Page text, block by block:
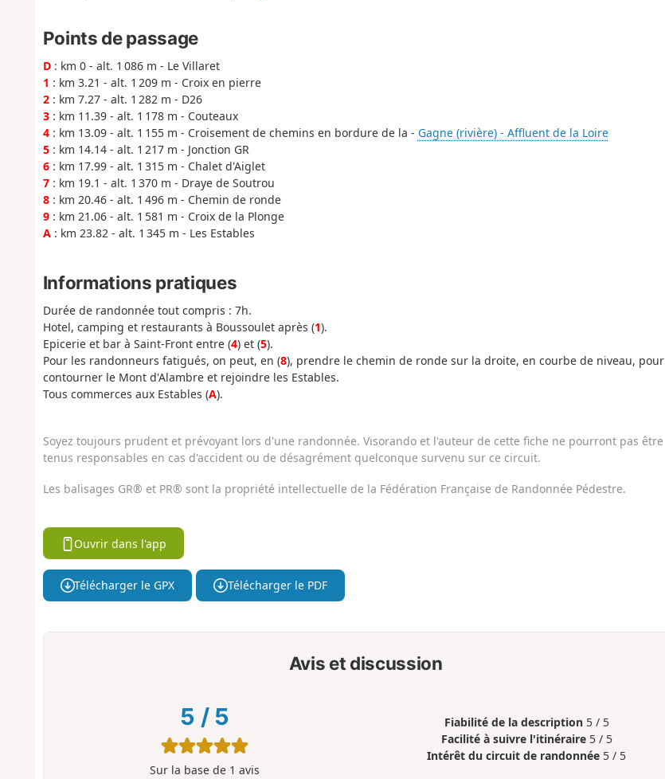
Points de passage
D: km 0 - alt. 1 086 m - Le Villaret
1 : km 3.21 - alt. 1 209 m - Croix en pierre
2: km 7.27 - alt. 1 282 m - D26
3: km 11.39 - alt. 1 178 m - Couteaux
4: km 13.09 - alt. 1 155 m - Croisement de chemins en bordure de la - Gagne (rivière) - Affluent de la Loire
5: km 14.14 - alt. 1 217 m - Jonction GR
6: km 17.99 - alt. 1 315 m - Chalet d'Aiglet
7: km 19.1 - alt. 1 370 m - Draye de Soutrou
8: km 20.46 - alt. 1 496 m - Chemin de ronde
9: km 21.06 - alt. 1 581 m - Croix de la Plonge
A: km 23.82 - alt. 1 345 m - Les Estables
Informations pratiques
Durée de randonnée tout compris : 7h.
Hotel, camping et restaurants à Boussoulet après (1).
Epicerie et bar à Saint-Front entre (4) et (5).
Pour les randonneurs fatigués, on peut, en (8), prendre le chemin de ronde sur la droite, en courbe de niveau, pour
contourner le Mont d'Alambre et rejoindre les Estables.
Tous commerces aux Estables (A).
Soyez toujours prudent et prévoyant lors d'une randonnée. Visorando et l'auteur de cette fiche ne pourront pas être
tenus responsables en cas d'accident ou de désagrément quelconque survenu sur ce circuit.
Les balisages GR® et PR® sont la propriété intellectuelle de la Fédération Française de Randonnée Pédestre.
Ouvrir dans l'app
Télécharger le GPX Télécharger le PDF
Avis et discussion
5 / 5
Sur la base de 1 avis
Fiabilité de la description 5 / 5
Facilité à suivre l'itinéraire 5 / 5
Intérêt du circuit de randonnée 5 / 5